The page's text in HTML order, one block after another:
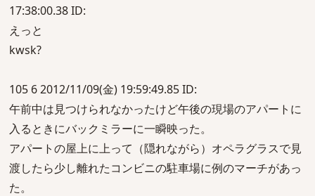
17:38:00.38 ID:
えっと
kwsk?
105 6 2012/11/09(金) 19:59:49.85 ID:
午前中は見つけられなかったけど午後の現場のアパートに
入るときにバックミラーに一瞬映った。
アパートの屋上に上って（隠れながら）オペラグラスで見
渡したら少し離れたコンビニの駐車場に例のマーチがあっ
た。